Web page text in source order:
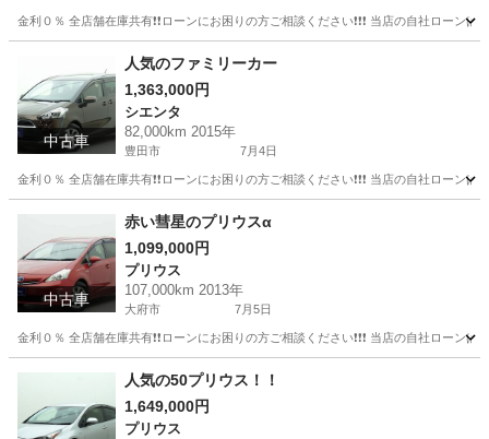
金利０％ 全店舗在庫共有❗️❗️ローンにお困りの方ご相談ください❗️❗️❗️ 当店の自社ロ
その他
中古車
人気のファミリーカー
1,363,000円
シエンタ
82,000km 2015年
豊田市 7月4日
金利０％ 全店舗在庫共有❗️❗️ローンにお困りの方ご相談ください❗️❗️❗️ 当店の自社ロ
シエンタ
中古車
赤い彗星のプリウスα
1,099,000円
プリウス
107,000km 2013年
大府市 7月5日
金利０％ 全店舗在庫共有❗️❗️ローンにお困りの方ご相談ください❗️❗️❗️ 当店の自社ロ
プリウス
人気の50プリウス！！
1,649,000円
プリウス